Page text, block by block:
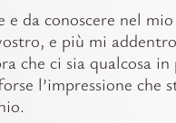
e da conoscere nel
e più mi
che ci sia qualcosa in
l’impressione che